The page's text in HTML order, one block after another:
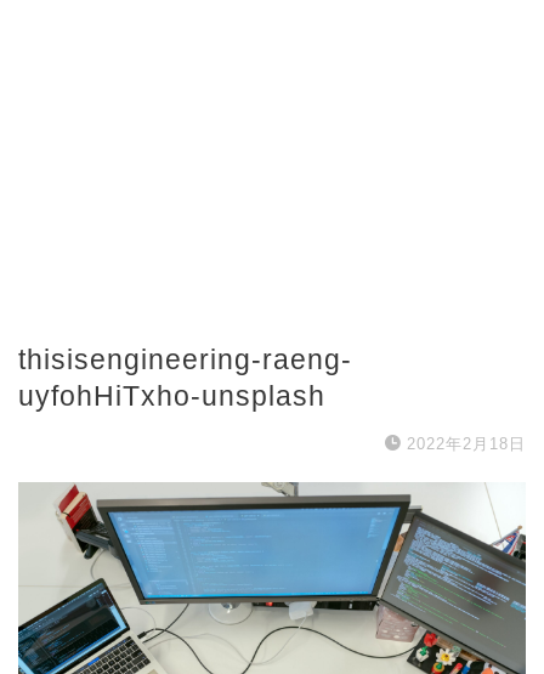
thisisengineering-raeng-
uyfohHiTxho-unsplash
2022年2月18日